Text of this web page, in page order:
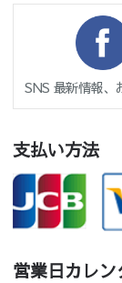
SNS 最新情報、
支払い方法
営業日カレン